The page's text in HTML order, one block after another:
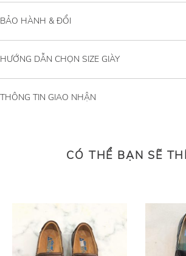
BẢO HÀNH & ĐỔI
HƯỚNG DẪN CHỌN SIZE GIÀY
THÔNG TIN GIAO NHẬN
CÓ THỂ BẠN SẼ